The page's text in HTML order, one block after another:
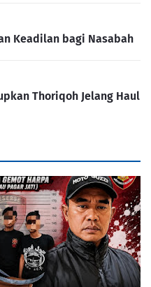
Keadilan bagi Nasabah
Thoriqoh Jelang Haul